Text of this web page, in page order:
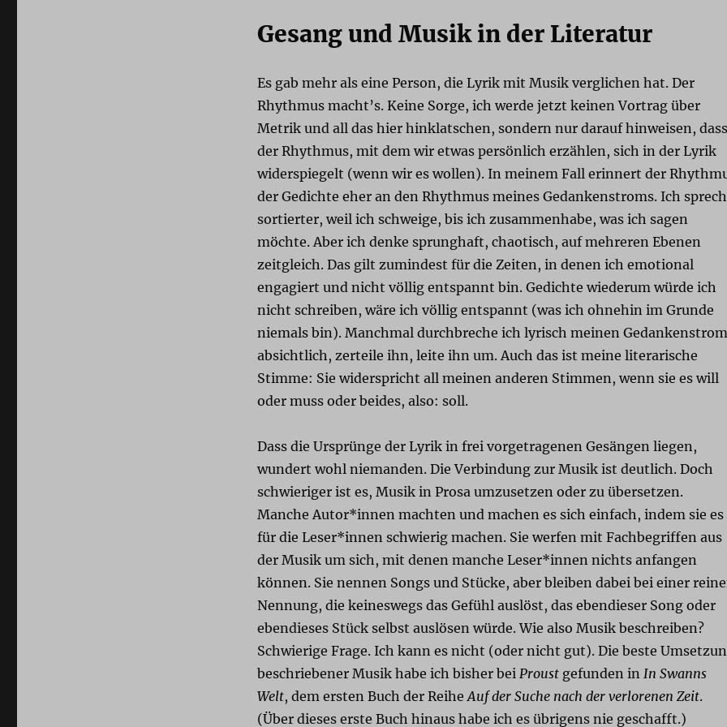
Gesang und Musik in der Literatur
Es gab mehr als eine Person, die Lyrik mit Musik verglichen hat. Der
Rhythmus macht’s. Keine Sorge, ich werde jetzt keinen Vortrag über
Metrik und all das hier hinklatschen, sondern nur darauf hinweisen, dass
der Rhythmus, mit dem wir etwas persönlich erzählen, sich in der Lyrik
widerspiegelt (wenn wir es wollen). In meinem Fall erinnert der
der Gedichte eher an den Rhythmus meines Gedankenstroms. Ich
sortierter, weil ich schweige, bis ich zusammenhabe, was ich sagen
möchte. Aber ich denke sprunghaft, chaotisch, auf mehreren Ebenen
zeitgleich. Das gilt zumindest für die Zeiten, in denen ich emotional
engagiert und nicht völlig entspannt bin. Gedichte wiederum würde ich
nicht schreiben, wäre ich völlig entspannt (was ich ohnehin im Grunde
niemals bin). Manchmal durchbreche ich lyrisch meinen Gedankenstrom
absichtlich, zerteile ihn, leite ihn um. Auch das ist meine literarische
Stimme: Sie widerspricht all meinen anderen Stimmen, wenn sie es will
oder muss oder beides, also: soll.
Dass die Ursprünge der Lyrik in frei vorgetragenen Gesängen liegen,
wundert wohl niemanden. Die Verbindung zur Musik ist deutlich. Doch
schwieriger ist es, Musik in Prosa umzusetzen oder zu übersetzen.
Manche Autor*innen machten und machen es sich einfach, indem sie es
für die Leser*innen schwierig machen. Sie werfen mit Fachbegriffen aus
der Musik um sich, mit denen manche Leser*innen nichts anfangen
können. Sie nennen Songs und Stücke, aber bleiben dabei bei einer
Nennung, die keineswegs das Gefühl auslöst, das ebendieser Song oder
ebendieses Stück selbst auslösen würde. Wie also Musik beschreiben?
Schwierige Frage. Ich kann es nicht (oder nicht gut). Die beste
beschriebener Musik habe ich bisher bei Proustgefunden in In Swanns
Welt, dem ersten Buch der ReiheAuf der Suche nach der verlorenen Zeit.
(Über dieses erste Buch hinaus habe ich es übrigens nie geschafft.)